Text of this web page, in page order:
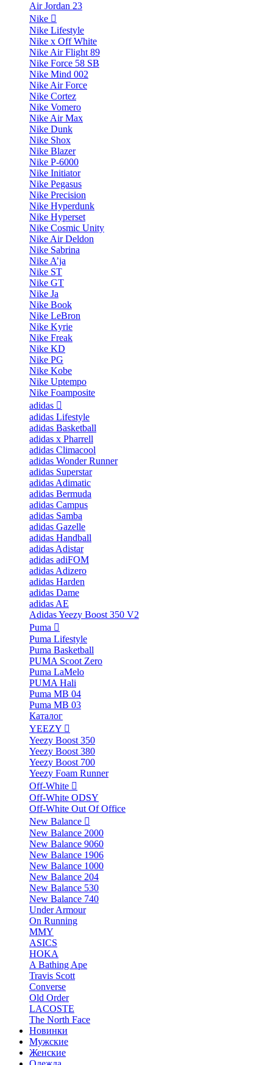
Air Jordan 23
Nike
Nike Lifestyle
Nike x Off White
Nike Air Flight 89
Nike Force 58 SB
Nike Mind 002
Nike Air Force
Nike Cortez
Nike Vomero
Nike Air Max
Nike Dunk
Nike Shox
Nike Blazer
Nike P-6000
Nike Initiator
Nike Pegasus
Nike Precision
Nike Hyperdunk
Nike Hyperset
Nike Cosmic Unity
Nike Air Deldon
Nike Sabrina
Nike A’ja
Nike ST
Nike GT
Nike Ja
Nike Book
Nike LeBron
Nike Kyrie
Nike Freak
Nike KD
Nike PG
Nike Kobe
Nike Uptempo
Nike Foamposite
adidas
adidas Lifestyle
adidas Basketball
adidas x Pharrell
adidas Climacool
adidas Wonder Runner
adidas Superstar
adidas Adimatic
adidas Bermuda
adidas Campus
adidas Samba
adidas Gazelle
adidas Handball
adidas Adistar
adidas adiFOM
adidas Adizero
adidas Harden
adidas Dame
adidas AE
Adidas Yeezy Boost 350 V2
Puma
Puma Lifestyle
Puma Basketball
PUMA Scoot Zero
Puma LaMelo
PUMA Hali
Puma MB 04
Puma MB 03
Каталог
YEEZY
Yeezy Boost 350
Yeezy Boost 380
Yeezy Boost 700
Yeezy Foam Runner
Off-White
Off-White ODSY
Off-White Out Of Office
New Balance
New Balance 2000
New Balance 9060
New Balance 1906
New Balance 1000
New Balance 204
New Balance 530
New Balance 740
Under Armour
On Running
MMY
ASICS
HOKA
A Bathing Ape
Travis Scott
Converse
Old Order
LACOSTE
The North Face
Новинки
Мужские
Женские